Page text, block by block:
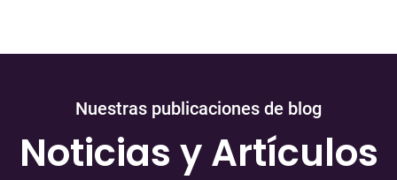
Nuestras publicaciones de blog
Noticias y Artículos